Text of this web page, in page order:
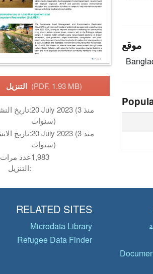
(PDF, 1.93 MB)
تاريخ النشر:20 July 2023 (منذ 3
سنوات)
تاريخ الانشاء:20 July 2023 (منذ 3
سنوات)
عدد مرات
التنزيل:
1,983
موقع
RELATED SITES
Microdata Library
Refugee Data Finder